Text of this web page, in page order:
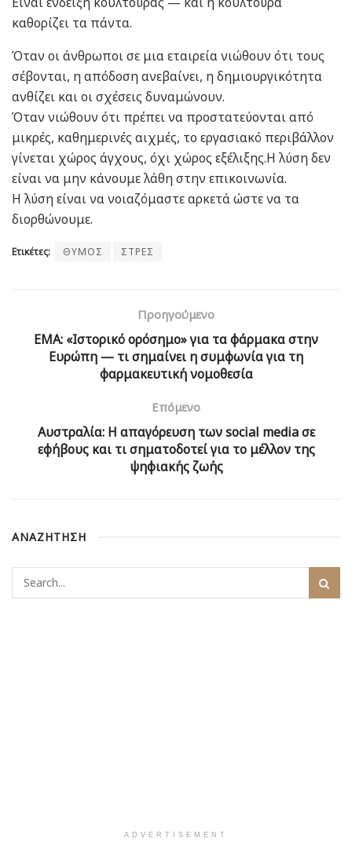
καθορίζει τα πάντα.
Όταν οι άνθρωποι σε μια εταιρεία νιώθουν ότι τους
σέβονται, η απόδοση ανεβαίνει, η δημιουργικότητα
ανθίζει και οι σχέσεις δυναμώνουν.
Όταν νιώθουν ότι πρέπει να προστατεύονται από
μικρές, καθημερινές αιχμές, το εργασιακό περιβάλλον
γίνεται χώρος άγχους, όχι χώρος εξέλιξης.Η λύση δεν
είναι να μην κάνουμε λάθη στην επικοινωνία.
Η λύση είναι να νοιαζόμαστε αρκετά ώστε να τα
διορθώνουμε.
Ετικέτες: ΘΥΜΟΣ ΣΤΡΕΣ
Προηγούμενο
EMA: «Ιστορικό ορόσημο» για τα φάρμακα στην
Ευρώπη — τι σημαίνει η συμφωνία για τη
φαρμακευτική νομοθεσία
Επόμενο
Αυστραλία: Η απαγόρευση των social media σε
εφήβους και τι σηματοδοτεί για το μέλλον της
ψηφιακής ζωής
ΑΝΑΖΗΤΗΣΗ
ADVERTISEMENT